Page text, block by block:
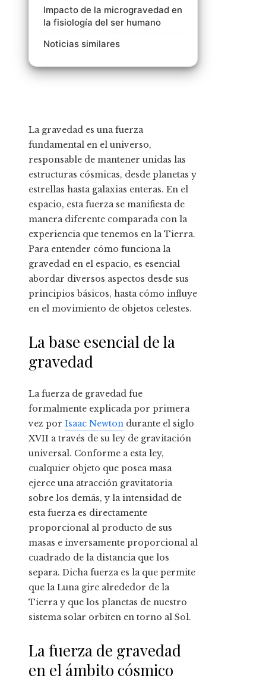
Impacto de la microgravedad en
la fisiología del ser humano
Noticias similares
La gravedad es una fuerza
fundamental en el universo,
responsable de mantener unidas las
estructuras cósmicas, desde planetas y
estrellas hasta galaxias enteras. En el
espacio, esta fuerza se manifiesta de
manera diferente comparada con la
experiencia que tenemos en la Tierra.
Para entender cómo funciona la
gravedad en el espacio, es esencial
abordar diversos aspectos desde sus
principios básicos, hasta cómo influye
en el movimiento de objetos celestes.
La base esencial de la
gravedad
La fuerza de gravedad fue
formalmente explicada por primera
vez por Isaac Newton durante el siglo
XVII a través de su ley de gravitación
universal. Conforme a esta ley,
cualquier objeto que posea masa
ejerce una atracción gravitatoria
sobre los demás, y la intensidad de
esta fuerza es directamente
proporcional al producto de sus
masas e inversamente proporcional al
cuadrado de la distancia que los
separa. Dicha fuerza es la que permite
que la Luna gire alrededor de la
Tierra y que los planetas de nuestro
sistema solar orbiten en torno al Sol.
La fuerza de gravedad
en el ámbito cósmico